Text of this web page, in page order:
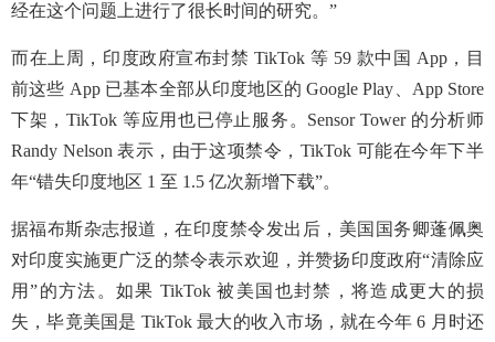
经在这个问题上进行了很长时间的研究。”
而在上周，印度政府宣布封禁 TikTok 等 59 款中国 App，目
前这些 App 已基本全部从印度地区的 Google Play、App Store
下架，TikTok 等应用也已停止服务。Sensor Tower 的分析师
Randy Nelson 表示，由于这项禁令，TikTok 可能在今年下半
年“错失印度地区 1 至 1.5 亿次新增下载”。
据福布斯杂志报道，在印度禁令发出后，美国国务卿蓬佩奥
对印度实施更广泛的禁令表示欢迎，并赞扬印度政府“清除应
用”的方法。如果 TikTok 被美国也封禁，将造成更大的损
失，毕竟美国是 TikTok最大的收入市场，就在今年 6 月时还